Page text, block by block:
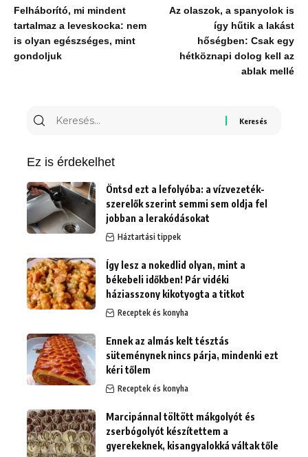
Felháborító, mi mindent
tartalmaz a leveskocka: nem
is olyan egészséges, mint
gondoljuk
Az olaszok, a spanyolok is
így hűtik a lakást
hőségben: Csak egy
hétköznapi dolog kell az
ablak mellé
Keresés
Ez is érdekelhet
Öntsd ezt a lefolyóba: a vízvezeték-
szerelők szerint semmi sem oldja fel
jobban a lerakódásokat
Háztartási tippek
Így lesz a nokedlid olyan, mint a
békebeli időkben! Pár vidéki
háziasszony kikotyogta a titkot
Receptek és konyha
Ennek az almás kelt tésztás
süteménynek nincs párja, mindenki ezt
kéri tőlem
Receptek és konyha
Marcipánnal töltött mákgolyót és
zserbógolyót készítettem a
gyerekeknek, kisangyalokká váltak tőle